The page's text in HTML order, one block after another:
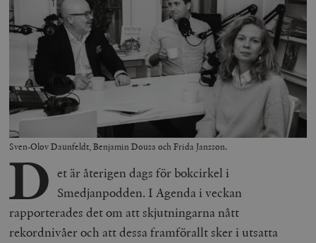
Sven-Olov Daunfeldt, Benjamin Dousa och Frida Jansson.
D et är återigen dags för bokcirkel i
Smedjanpodden. I Agenda i veckan
rapporterades det om att skjutningarna nått
rekordnivåer och att dessa framförallt sker i utsatta